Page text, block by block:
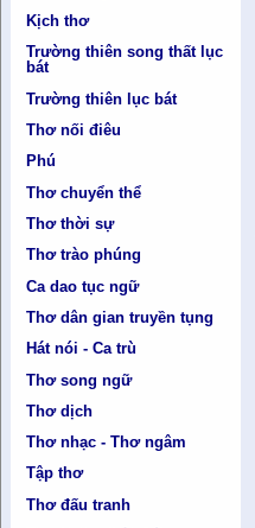
Kịch thơ
Trường thiên song thất lục
bát
Trường thiên lục bát
Thơ nối điêu
Phú
Thơ chuyển thể
Thơ thời sự
Thơ trào phúng
Ca dao tục ngữ
Thơ dân gian truyền tụng
Hát nói - Ca trù
Thơ song ngữ
Thơ dịch
Thơ nhạc - Thơ ngâm
Tập thơ
Thơ đấu tranh